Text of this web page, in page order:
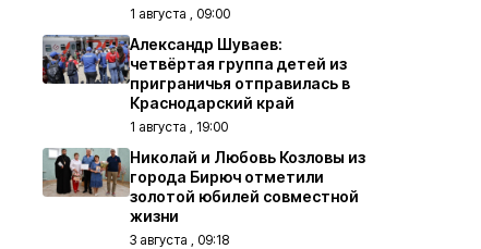
1 августа , 09:00
Александр Шуваев:
четвёртая группа детей из
приграничья отправилась в
Краснодарский край
1 августа , 19:00
Николай и Любовь Козловы из
города Бирюч отметили
золотой юбилей совместной
жизни
3 августа , 09:18